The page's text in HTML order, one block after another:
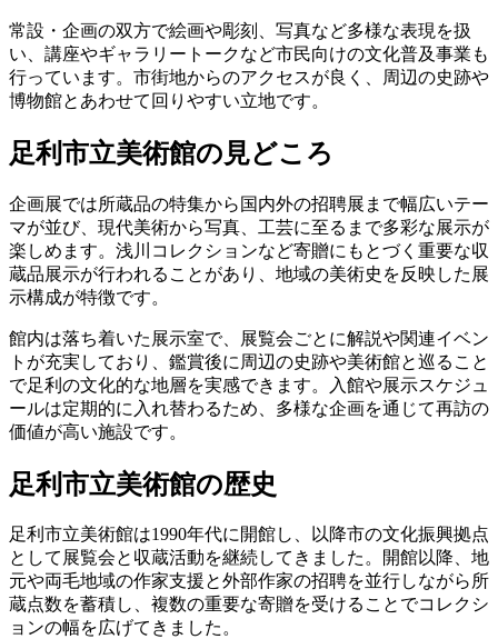
常設・企画の双方で絵画や彫刻、写真など多様な表現を扱
い、講座やギャラリートークなど市民向けの文化普及事業も
行っています。市街地からのアクセスが良く、周辺の史跡や
博物館とあわせて回りやすい立地です。
足利市立美術館の見どころ
企画展では所蔵品の特集から国内外の招聘展まで幅広いテー
マが並び、現代美術から写真、工芸に至るまで多彩な展示が
楽しめます。浅川コレクションなど寄贈にもとづく重要な収
蔵品展示が行われることがあり、地域の美術史を反映した展
示構成が特徴です。
館内は落ち着いた展示室で、展覧会ごとに解説や関連イベン
トが充実しており、鑑賞後に周辺の史跡や美術館と巡ること
で足利の文化的な地層を実感できます。入館や展示スケジュ
ールは定期的に入れ替わるため、多様な企画を通じて再訪の
価値が高い施設です。
足利市立美術館の歴史
足利市立美術館は1990年代に開館し、以降市の文化振興拠点
として展覧会と収蔵活動を継続してきました。開館以降、地
元や両毛地域の作家支援と外部作家の招聘を並行しながら所
蔵点数を蓄積し、複数の重要な寄贈を受けることでコレクシ
ョンの幅を広げてきました。